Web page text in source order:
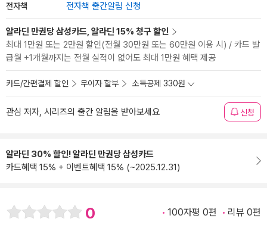
전자책 전자책 출간알림 신청
알라딘 만권당 삼성카드, 알라딘 15% 청구 할인
최대 1만원 또는 2만원 할인(전월 30만원 또는 60만원 이용 시) / 카드 발
급월 +1개월까지는 전월 실적이 없어도 최대 1만원 혜택 제공
카드/간편결제 할인 무이자 할부 소득공제 330원
관심 저자, 시리즈의 출간 알림을 받아보세요 신청
알라딘 30% 할인! 알라딘 만권당 삼성카드
카드혜택 15% + 이벤트혜택 15% (~2025.12.31)
0 100자평 0편 리뷰 0편